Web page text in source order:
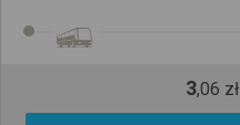
3,06 zł